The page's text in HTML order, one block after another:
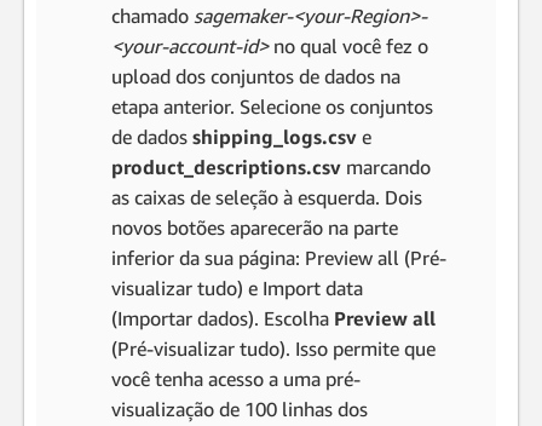
chamado sagemaker-<your-Region>-
<your-account-id>no qual você fez o
upload dos conjuntos de dados na
etapa anterior. Selecione os conjuntos
de dados shipping_logs.csv e
product_descriptions.csv marcando
as caixas de seleção à esquerda. Dois
novos botões aparecerão na parte
inferior da sua página: Preview all (Pré-
visualizar tudo) e Import data
(Importar dados). Escolha Preview all
(Pré-visualizar tudo). Isso permite que
você tenha acesso a uma pré-
visualização de 100 linhas dos